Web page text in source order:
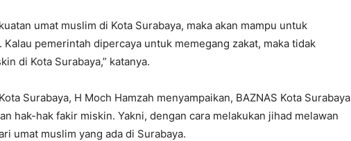
umat muslim di Kota Surabaya, maka akan mampu untuk
pemerintah dipercaya untuk memegang zakat, maka tidak
di Kota Surabaya,” katanya.
Surabaya, H Moch Hamzah menyampaikan, BAZNAS Kota Surabaya
hak-hak fakir miskin. Yakni, dengan cara melakukan jihad melawan
umat muslim yang ada di Surabaya.